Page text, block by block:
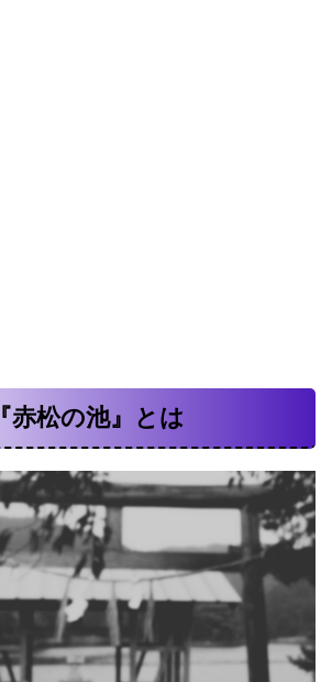
『赤松の池』とは